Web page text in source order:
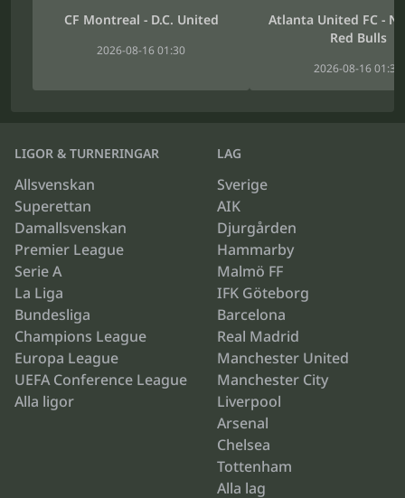
CF Montreal - D.C. United
2026-08-16 01:30
Atlanta United FC -
Red Bulls
2026-08-16 01:30
LIGOR & TURNERINGAR
Allsvenskan
Superettan
Damallsvenskan
Premier League
Serie A
La Liga
Bundesliga
Champions League
Europa League
UEFA Conference League
Alla ligor
LAG
Sverige
AIK
Djurgården
Hammarby
Malmö FF
IFK Göteborg
Barcelona
Real Madrid
Manchester United
Manchester City
Liverpool
Arsenal
Chelsea
Tottenham
Alla lag